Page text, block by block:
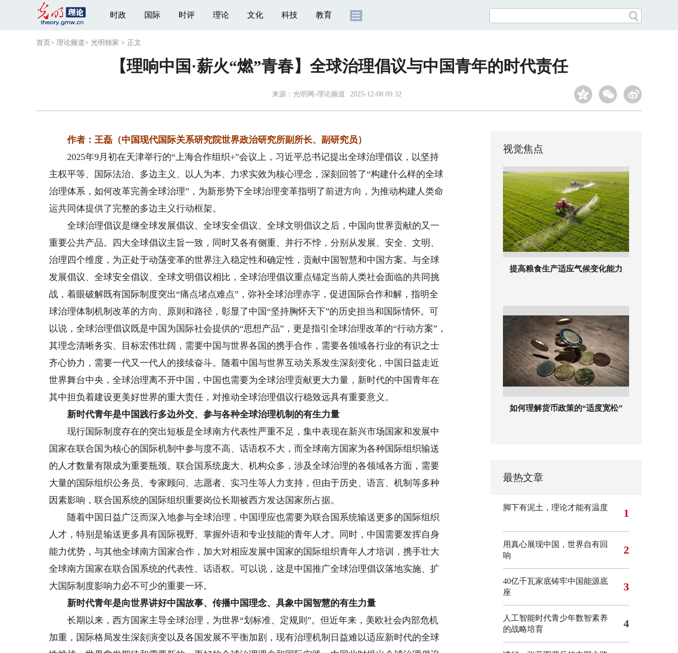
时政 国际 时评 理论 文化 科技 教育
首页 > 理论频道> 光明独家 > 正文
【理响中国·薪火“燃”青春】全球治理倡议与中国青年的时代责任
来源： 光明网-理论频道 2025-12-08 09:32
作者：王磊（中国现代国际关系研究院世界政治研究所副所长、副研究员）
2025年9月初在天津举行的“上海合作组织+”会议上，习近平总书记提出全球治理倡议，以坚持
主权平等、国际法治、多边主义、以人为本、力求实效为核心理念，深刻回答了“构建什么样的全球
治理体系，如何改革完善全球治理”，为新形势下全球治理变革指明了前进方向，为推动构建人类命
运共同体提供了完整的多边主义行动框架。
全球治理倡议是继全球发展倡议、全球安全倡议、全球文明倡议之后，中国向世界贡献的又一
重要公共产品。四大全球倡议主旨一致，同时又各有侧重、并行不悖，分别从发展、安全、文明、
治理四个维度，为正处于动荡变革的世界注入稳定性和确定性，贡献中国智慧和中国方案。与全球
发展倡议、全球安全倡议、全球文明倡议相比，全球治理倡议重点锚定当前人类社会面临的共同挑
战，着眼破解既有国际制度突出“痛点堵点难点”，弥补全球治理赤字，促进国际合作和解，指明全
球治理体制机制改革的方向、原则和路径，彰显了中国“坚持胸怀天下”的历史担当和国际情怀。可
以说，全球治理倡议既是中国为国际社会提供的“思想产品”，更是指引全球治理改革的“行动方案”，
其理念清晰务实、目标宏伟壮阔，需要中国与世界各国的携手合作，需要各领域各行业的有识之士
齐心协力，需要一代又一代人的接续奋斗。随着中国与世界互动关系发生深刻变化，中国日益走近
世界舞台中央，全球治理离不开中国，中国也需要为全球治理贡献更大力量，新时代的中国青年在
其中担负着建设更美好世界的重大责任，对推动全球治理倡议行稳致远具有重要意义。
新时代青年是中国践行多边外交、参与各种全球治理机制的有生力量
现行国际制度存在的突出短板是全球南方代表性严重不足，集中表现在新兴市场国家和发展中
国家在联合国为核心的国际机制中参与度不高、话语权不大，而全球南方国家为各种国际组织输送
的人才数量有限成为重要瓶颈。联合国系统庞大、机构众多，涉及全球治理的各领域各方面，需要
大量的国际组织公务员、专家顾问、志愿者、实习生等人力支持，但由于历史、语言、机制等多种
因素影响，联合国系统的国际组织重要岗位长期被西方发达国家所占据。
随着中国日益广泛而深入地参与全球治理，中国理应也需要为联合国系统输送更多的国际组织
人才，特别是输送更多具有国际视野、掌握外语和专业技能的青年人才。同时，中国需要发挥自身
能力优势，与其他全球南方国家合作，加大对相应发展中国家的国际组织青年人才培训，携手壮大
全球南方国家在联合国系统的代表性、话语权。可以说，这是中国推广全球治理倡议落地实施、扩
大国际制度影响力必不可少的重要一环。
新时代青年是向世界讲好中国故事、传播中国理念、具象中国智慧的有生力量
长期以来，西方国家主导全球治理，为世界“划标准、定规则”。但近年来，美欧社会内部危机
加重，国际格局发生深刻演变以及各国发展不平衡加剧，现有治理机制日益难以适应新时代的全球
视觉焦点
提高粮食生产适应气候变化能力
如何理解货币政策的“适度宽松”
最热文章
脚下有泥土，理论才能有温度 1
用真心展现中国，世界自有回
响
2
40亿千瓦家底铸牢中国能源底
座
3
人工智能时代青少年数智素养
的战略培育
4